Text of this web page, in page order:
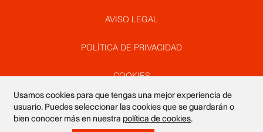
de
página
AVISO LEGAL
POLÍTICA DE PRIVACIDAD
COOKIES
SUSCRÍBETE A NUESTRO NEWSLETTER
Usamos cookies para que tengas una mejor experiencia de
usuario. Puedes seleccionar las cookies que se guardarán o
bien conocer más en nuestra política de cookies.